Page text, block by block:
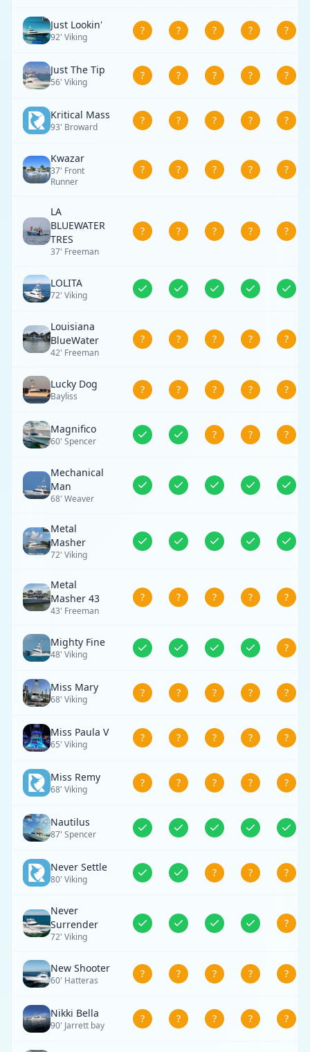
Just Lookin'
92' Viking
? ? ? ? ?
Just The Tip
56' Viking
? ? ? ? ?
Kritical Mass
93' Broward
? ? ? ? ?
Kwazar
37' Front
Runner
? ? ? ? ?
LA
BLUEWATER
TRES
37' Freeman
? ? ? ? ?
LOLITA
72' Viking
Louisiana
BlueWater
42' Freeman
? ? ? ? ?
Lucky Dog
Bayliss
? ? ? ? ?
Magnifico
60' Spencer
? ? ?
Mechanical
Man
68' Weaver
Metal
Masher
72' Viking
Metal
Masher 43
43' Freeman
? ? ? ? ?
Mighty Fine
48' Viking
?
Miss Mary
68' Viking
? ? ? ? ?
Miss Paula V
65' Viking
? ? ? ? ?
Miss Remy
68' Viking
? ? ? ? ?
Nautilus
87' Spencer
Never Settle
80' Viking
? ? ?
Never
Surrender
72' Viking
?
New Shooter
60' Hatteras
? ? ? ? ?
Nikki Bella
90' Jarrett bay
? ? ? ? ?